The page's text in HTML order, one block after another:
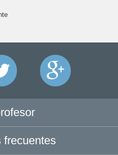
frecuentes